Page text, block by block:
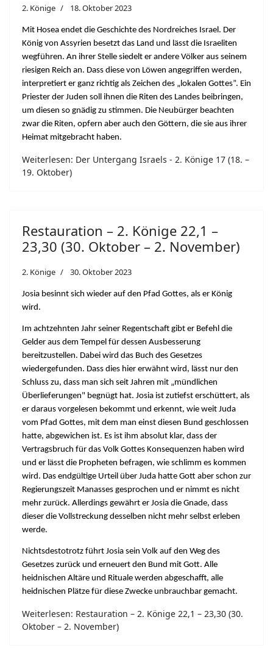
2. Könige 18. Oktober 2023
Mit Hosea endet die Geschichte des Nordreiches Israel. Der
König von Assyrien besetzt das Land und lässt die Israeliten
wegführen. An ihrer Stelle siedelt er andere Völker aus seinem
riesigen Reich an. Dass diese von Löwen angegriffen werden,
interpretiert er ganz richtig als Zeichen des „lokalen Gottes”. Ein
Priester der Juden soll ihnen die Riten des Landes beibringen,
um diesen so gnädig zu stimmen. Die Neubürger beachten
zwar die Riten, opfern aber auch den Göttern, die sie aus ihrer
Heimat mitgebracht haben.
Weiterlesen: Der Untergang Israels - 2. Könige 17 (18. –
19. Oktober)
Restauration – 2. Könige 22,1 –
23,30 (30. Oktober – 2. November)
2. Könige 30. Oktober 2023
Josia besinnt sich wieder auf den Pfad Gottes, als er König
wird.
Im achtzehnten Jahr seiner Regentschaft gibt er Befehl die
Gelder aus dem Tempel für dessen Ausbesserung
bereitzustellen. Dabei wird das Buch des Gesetzes
wiedergefunden. Dass dies hier erwähnt wird, lässt nur den
Schluss zu, dass man sich seit Jahren mit „mündlichen
Überlieferungen" begnügt hat. Josia ist zutiefst erschüttert, als
er daraus vorgelesen bekommt und erkennt, wie weit Juda
vom Pfad Gottes, mit dem man einst diesen Bund geschlossen
hatte, abgewichen ist. Es ist ihm absolut klar, dass der
Vertragsbruch für das Volk Gottes Konsequenzen haben wird
und er lässt die Propheten befragen, wie schlimm es kommen
wird. Das endgültige Urteil über Juda hatte Gott aber schon zur
Regierungszeit Manasses gesprochen und er nimmt es nicht
mehr zurück. Allerdings gewährt er Josia die Gnade, dass
dieser die Vollstreckung desselben nicht mehr selbst erleben
werde.
Nichtsdestotrotz führt Josia sein Volk auf den Weg des
Gesetzes zurück und erneuert den Bund mit Gott. Alle
heidnischen Altäre und Rituale werden abgeschafft, alle
heidnischen Plätze für diese Zwecke unbrauchbar gemacht.
Weiterlesen: Restauration – 2. Könige 22,1 – 23,30 (30.
Oktober – 2. November)